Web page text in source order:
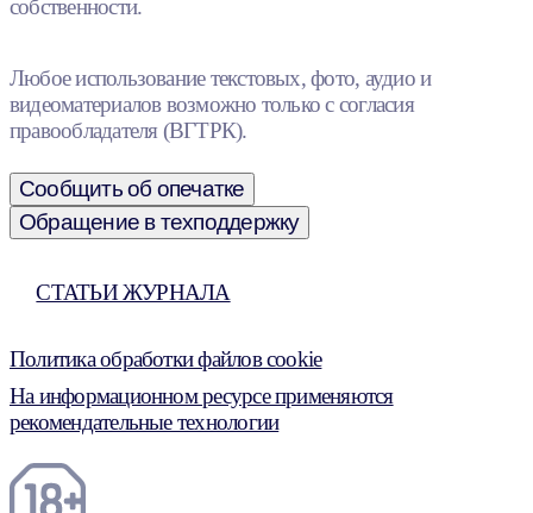
собственности.
Любое использование текстовых, фото, аудио и
видеоматериалов возможно только с согласия
правообладателя (ВГТРК).
Сообщить об опечатке
Обращение в техподдержку
СТАТЬИ ЖУРНАЛА
Политика обработки файлов cookie
На информационном ресурсе применяются
рекомендательные технологии